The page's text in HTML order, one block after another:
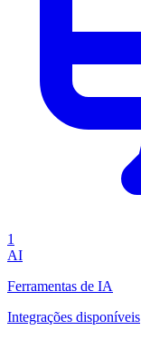
1
AI
Ferramentas de IA
Integrações disponíveis